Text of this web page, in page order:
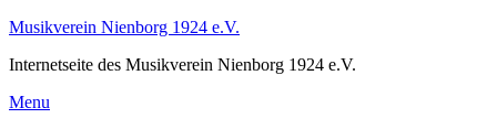
Skip
content
Musikverein Nienborg 1924 e.V.
Internetseite des Musikverein Nienborg 1924 e.V.
Menu